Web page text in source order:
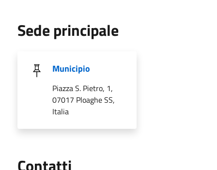
Sede principale
Municipio
Piazza S. Pietro, 1,
07017 Ploaghe SS,
Italia